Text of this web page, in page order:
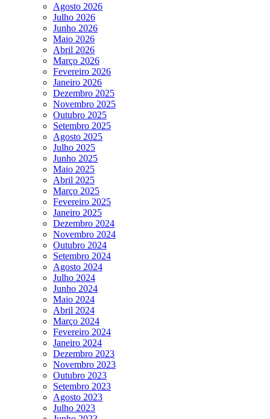
Agosto 2026
Julho 2026
Junho 2026
Maio 2026
Abril 2026
Março 2026
Fevereiro 2026
Janeiro 2026
Dezembro 2025
Novembro 2025
Outubro 2025
Setembro 2025
Agosto 2025
Julho 2025
Junho 2025
Maio 2025
Abril 2025
Março 2025
Fevereiro 2025
Janeiro 2025
Dezembro 2024
Novembro 2024
Outubro 2024
Setembro 2024
Agosto 2024
Julho 2024
Junho 2024
Maio 2024
Abril 2024
Março 2024
Fevereiro 2024
Janeiro 2024
Dezembro 2023
Novembro 2023
Outubro 2023
Setembro 2023
Agosto 2023
Julho 2023